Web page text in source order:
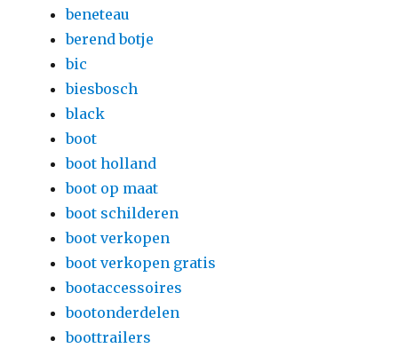
beneteau
berend botje
bic
biesbosch
black
boot
boot holland
boot op maat
boot schilderen
boot verkopen
boot verkopen gratis
bootaccessoires
bootonderdelen
boottrailers